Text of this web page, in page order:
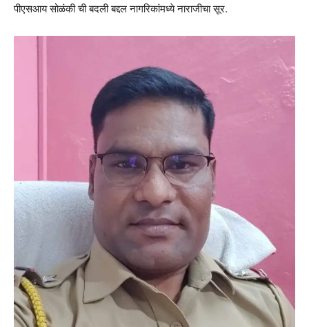
पीएसआय सोळंकी ची बदली बद्दल नागरिकांमध्ये नाराजीचा सूर.